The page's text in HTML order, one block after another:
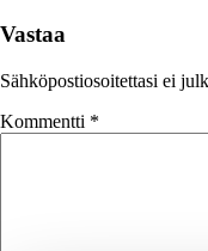
Vastaa
Sähköpostiosoitettasi ei
Kommentti *